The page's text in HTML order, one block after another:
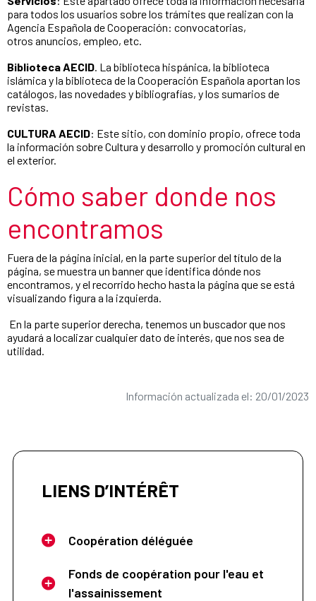
para todos los usuarios sobre los trámites que realizan con la
Agencia Española de Cooperación: convocatorias,
otros anuncios, empleo, etc.
Biblioteca AECID . La biblioteca hispánica, la biblioteca
islámica y la biblioteca de la Cooperación Española aportan los
catálogos, las novedades y bibliografías, y los sumarios de
revistas.
CULTURA AECID: Este sitio, con dominio propio, ofrece toda
la información sobre Cultura y desarrollo y promoción cultural en
el exterior.
Cómo saber donde nos
encontramos
Fuera de la página inicial, en la parte superior del título de la
página, se muestra un banner que identifica dónde nos
encontramos, y el recorrido hecho hasta la página que se está
visualizando figura a la izquierda.
En la parte superior derecha, tenemos un buscador que nos
ayudará a localizar cualquier dato de interés, que nos sea de
utilidad.
Información actualizada el: 20/01/2023
LIENS D’INTÉRÊT
Coopération déléguée
Fonds de coopération pour l'eau et
l'assainissement